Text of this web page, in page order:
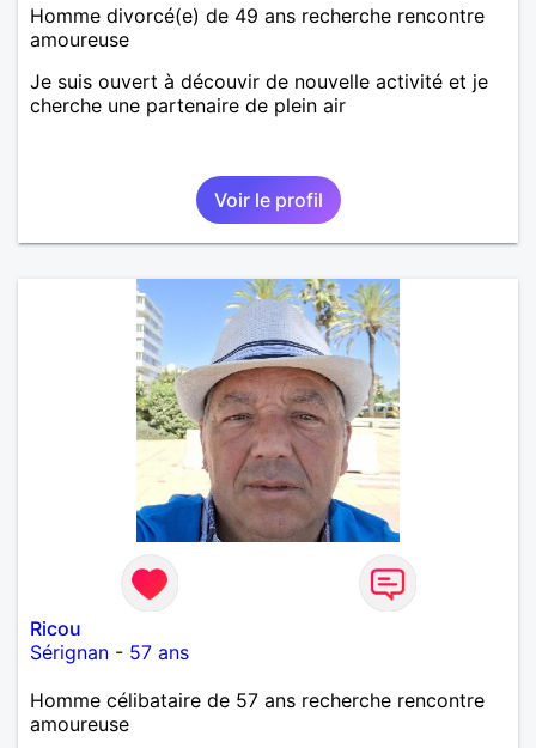
Homme divorcé(e) de 49 ans recherche rencontre
amoureuse
Je suis ouvert à découvir de nouvelle activité et je
cherche une partenaire de plein air
Voir le profil
Ricou
Sérignan - 57 ans
Homme célibataire de 57 ans recherche rencontre
amoureuse